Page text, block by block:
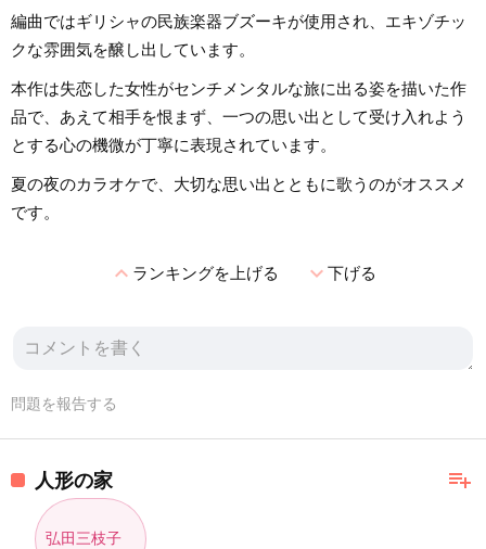
編曲ではギリシャの民族楽器ブズーキが使用され、エキゾチッ
クな雰囲気を醸し出しています。
本作は失恋した女性がセンチメンタルな旅に出る姿を描いた作
品で、あえて相手を恨まず、一つの思い出として受け入れよう
とする心の機微が丁寧に表現されています。
夏の夜のカラオケで、大切な思い出とともに歌うのがオススメ
です。
expand_lessランキングを上げる expand_more下げる
問題を報告する
playlist_add
人形の家
弘田三枝子